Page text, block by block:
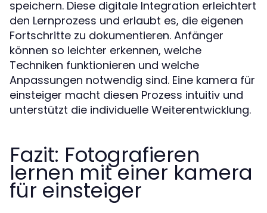
speichern. Diese digitale Integration erleichtert
den Lernprozess und erlaubt es, die eigenen
Fortschritte zu dokumentieren. Anfänger
können so leichter erkennen, welche
Techniken funktionieren und welche
Anpassungen notwendig sind. Eine kamera für
einsteiger macht diesen Prozess intuitiv und
unterstützt die individuelle Weiterentwicklung.
Fazit: Fotografieren
lernen mit einer kamera
für einsteiger